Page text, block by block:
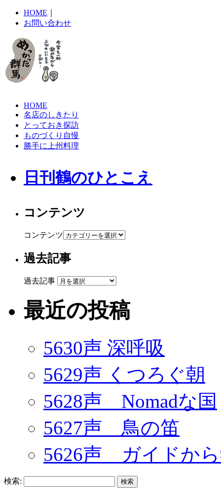
HOME
お問い合わせ
HOME
名店のしきたり
とっておき探訪
ものづくり自慢
勝手に上州料理
日刊鶴のひとこえ
コンテンツ
コンテンツ
過去記事
過去記事
最近の投稿
5630声 深呼吸
5629声 くつろぐ朝
5628声 Nomadな国
5627声 鳥の笛
5626声 ガイドか
検索: